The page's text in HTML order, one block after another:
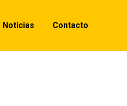
Noticias Contacto